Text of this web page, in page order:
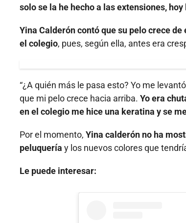
solo se la he hecho a las extensiones,
Yina Calderón contó que su pelo crece
el colegio, pues, según ella, antes era
“¿A quién más le pasa esto? Yo me
que mi pelo crece hacia arriba. Yo era
en el colegio me hice una keratina y se
Por el momento, Yina calderón no ha
peluquería y los nuevos colores que
Le puede interesar: